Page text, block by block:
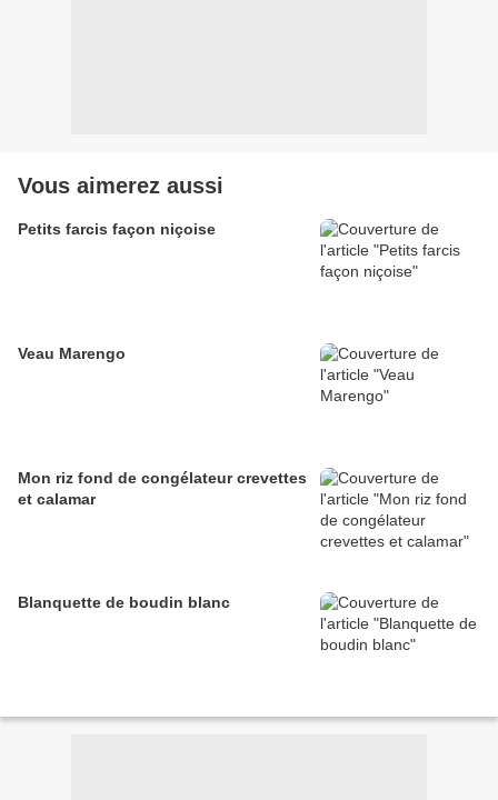
Vous aimerez aussi
Petits farcis façon niçoise
Veau Marengo
Mon riz fond de congélateur crevettes
et calamar
Blanquette de boudin blanc